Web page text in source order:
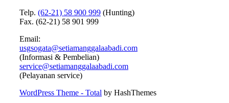
Telp. (62-21) 58 900 999 (Hunting)
Fax. (62-21) 58 901 999
Email:
usgsogata@setiamanggalaabadi.com
(Informasi & Pembelian)
service@setiamanggalaabadi.com
(Pelayanan service)
WordPress Theme - Total by HashThemes